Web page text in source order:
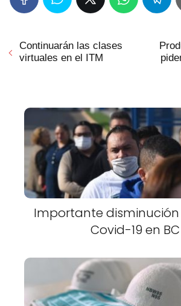
Continuarán las clases
virtuales en el ITM
Importante
Covid-19 en BC